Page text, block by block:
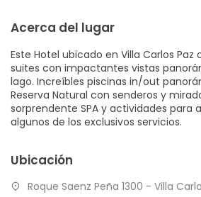
Acerca del lugar
Este Hotel ubicado en Villa Carlos
suites con impactantes vistas
lago. Increíbles piscinas in/out
Reserva Natural con senderos y
sorprendente SPA y actividades para
algunos de los exclusivos servicios.
Ubicación
Roque Saenz Peña 1300 - Villa